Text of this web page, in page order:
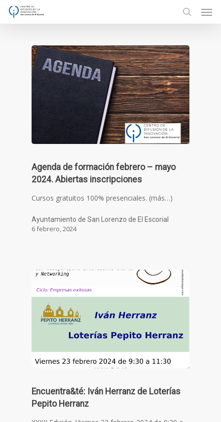
Skip
search
Agenda de formación febrero – mayo
2024. Abiertas inscripciones
Cursos gratuitos 100% presenciales. (más…)
Ayuntamiento de San Lorenzo de El Escorial
6 febrero, 2024
Encuentra&té: Iván Herranz de Loterías
Pepito Herranz